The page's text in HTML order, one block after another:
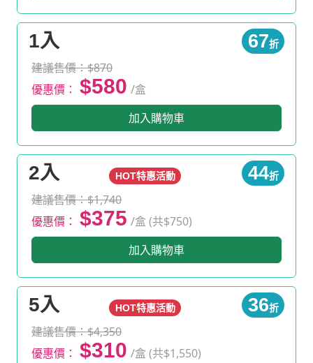
1入 67折
建議售價：$870
優惠價： $580 /盒
加入購物車
2入 HOT特惠活動 44折
建議售價：$1,740
優惠價： $375 /盒 (共$750)
加入購物車
5入 HOT特惠活動 36折
建議售價：$4,350
優惠價： $310 /盒 (共$1,550)